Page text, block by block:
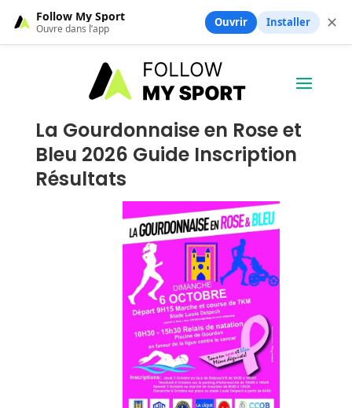
La Gourdonnaise en Rose et
Bleu 2026 Guide Inscription
Résultats
Follow My Sport
Ouvre dans l’app Ouvrir Installer ✕